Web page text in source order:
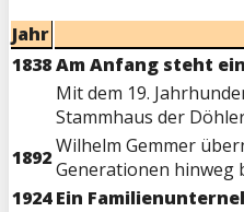
Jahr
1838Am Anfang steht
Mit dem 19.
Stammhaus der
1892Wilhelm Gemmer
Generationen hinweg
1924 Ein